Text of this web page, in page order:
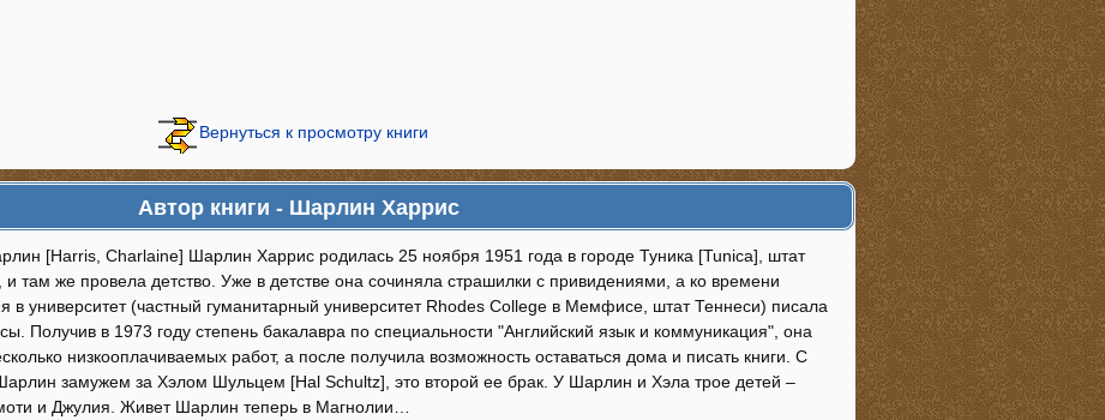
Вернуться к просмотру книги
Автор книги - Шарлин Харрис
[Harris, Charlaine] Шарлин Харрис родилась 25 ноября 1951 года в городе Туника [Tunica], штат
и там же провела детство. Уже в детстве она сочиняла страшилки с привидениями, а ко времени
в университет (частный гуманитарный университет Rhodes College в Мемфисе, штат Теннеси) писала
Получив в 1973 году степень бакалавра по специальности "Английский язык и коммуникация", она
низкооплачиваемых работ, а после получила возможность оставаться дома и писать книги. С
замужем за Хэлом Шульцем [Hal Schultz], это второй ее брак. У Шарлин и Хэла трое детей –
и Джулия. Живет Шарлин теперь в Магнолии…